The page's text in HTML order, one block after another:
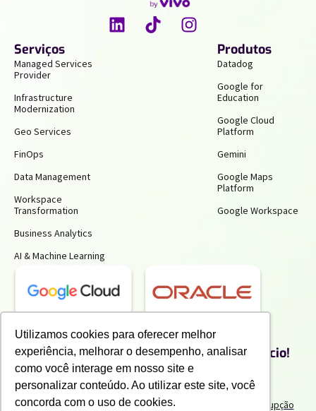
Utilizamos cookies para oferecer melhor
experiência, melhorar o desempenho, analisar
como você interage em nosso site e
personalizar conteúdo. Ao utilizar este site, você
concorda com o uso de cookies.
Serviços
Managed Services
Provider
Infrastructure
Modernization
Geo Services
FinOps
Data Management
Workspace
Transformation
Business Analytics
AI & Machine Learning
Produtos
Datadog
Google for
Education
Google Cloud
Platform
Gemini
Google Maps
Platform
Google Workspace
Receba insights gratuitos e gere mais
produtividade e economia para o seu negócio!
Inscreva-se para receber nossos conteúdos exclusivos.
Termos de uso e Politicas de Privacidade Politicas Anticorrupção